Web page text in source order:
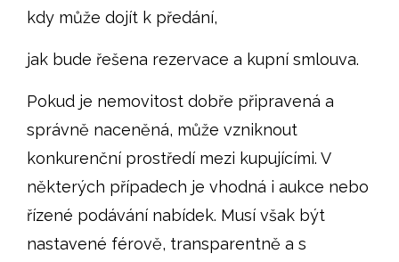
kdy může dojít k předání,
jak bude řešena rezervace a kupní smlouva.
Pokud je nemovitost dobře připravená a
správně naceněná, může vzniknout
konkurenční prostředí mezi kupujícími. V
některých případech je vhodná i aukce nebo
řízené podávání nabídek. Musí však být
nastavené férově, transparentně a s